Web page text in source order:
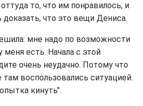
то, что им понравилось, и
что это вещи Дениса.
мне надо по возможности
меня есть. Начала с этой
очень неудачно. Потому что
воспользовались ситуацией.
кинуть".